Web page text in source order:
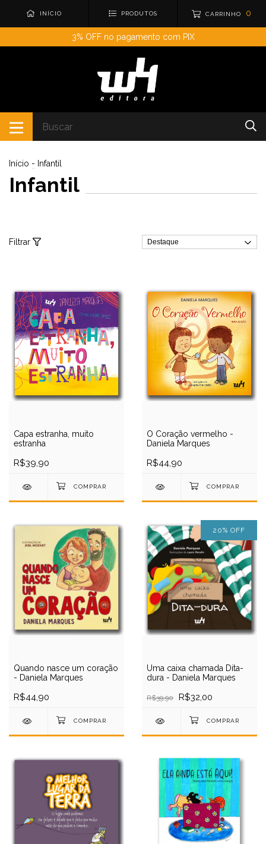
INÍCIO PRODUTOS CARRINHO 0
3% OFF no pagamento com PIX
Início - Infantil
Infantil
Filtrar
Capa estranha, muito
estranha
R$39,90
O Coração vermelho -
Daniela Marques
R$44,90
Quando nasce um coração
- Daniela Marques
R$44,90
20% OFF
Uma caixa chamada Dita-
dura - Daniela Marques
R$39,90 R$32,00